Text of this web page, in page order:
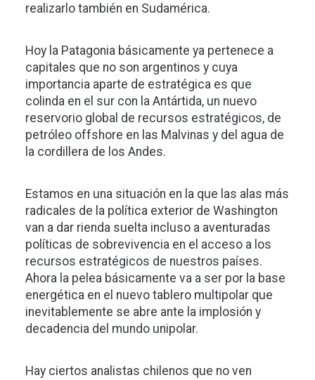
realizarlo también en Sudamérica.
Hoy la Patagonia básicamente ya pertenece a
capitales que no son argentinos y cuya
importancia aparte de estratégica es que
colinda en el sur con la Antártida, un nuevo
reservorio global de recursos estratégicos, de
petróleo offshore en las Malvinas y del agua de
la cordillera de los Andes.
Estamos en una situación en la que las alas más
radicales de la política exterior de Washington
van a dar rienda suelta incluso a aventuradas
políticas de sobrevivencia en el acceso a los
recursos estratégicos de nuestros países.
Ahora la pelea básicamente va a ser por la base
energética en el nuevo tablero multipolar que
inevitablemente se abre ante la implosión y
decadencia del mundo unipolar.
Hay ciertos analistas chilenos que no ven